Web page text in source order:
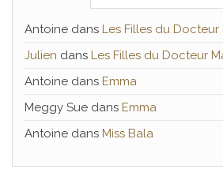
Antoine dans Les Filles du Docteur
Julien dans Les Filles du Docteur
Antoine dans Emma
Meggy Sue dans Emma
Antoine dans Miss Bala